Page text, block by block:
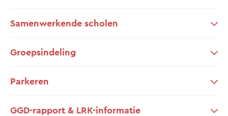
Samenwerkende scholen
Groepsindeling
Parkeren
GGD-rapport & LRK-informatie